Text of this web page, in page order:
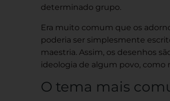
determinado grupo.
Era muito comum que os
poderia ser simplesmente
maestria. Assim, os desenhos
ideologia de algum povo, como
O tema mais